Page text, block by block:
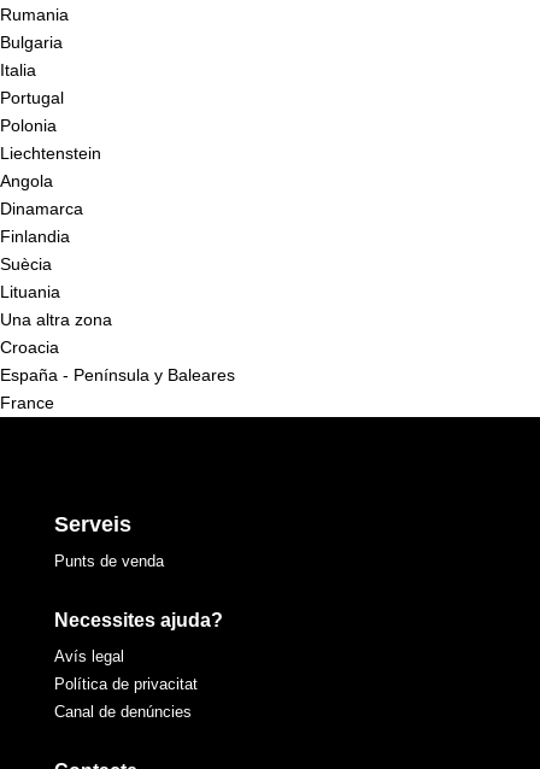
Rumania
Bulgaria
Italia
Portugal
Polonia
Liechtenstein
Angola
Dinamarca
Finlandia
Suècia
Lituania
Una altra zona
Croacia
España - Península y Baleares
France
Serveis
Punts de venda
Necessites ajuda?
Avís legal
Política de privacitat
Canal de denúncies